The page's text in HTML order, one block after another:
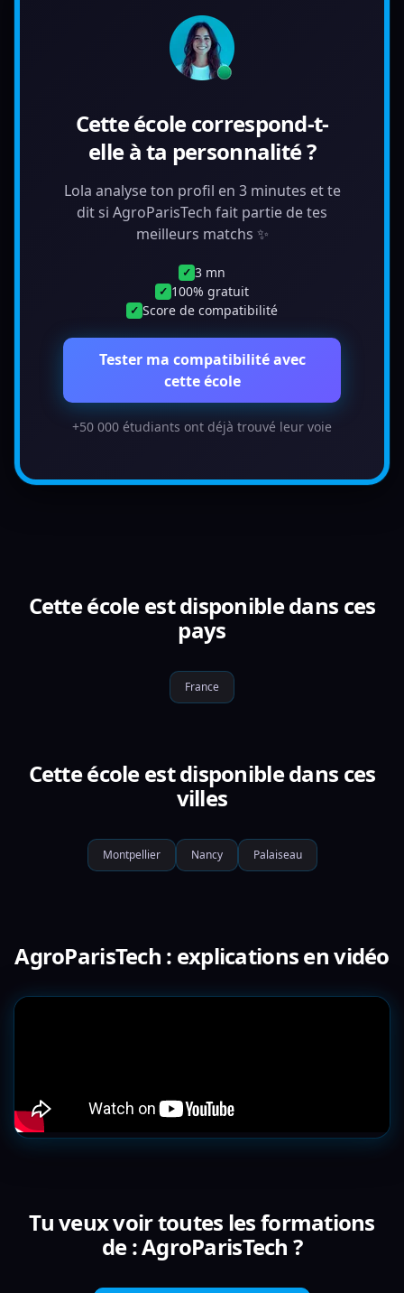
Cette école correspond-t-
elle à ta personnalité ?
Lola analyse ton profil en 3 minutes et te
dit si AgroParisTech fait partie de tes
meilleurs matchs ✨
✓ 3 mn
✓ 100% gratuit
✓ Score de compatibilité
Tester ma compatibilité avec
cette école
+50 000 étudiants ont déjà trouvé leur voie
Cette école est disponible dans ces
pays
France
Cette école est disponible dans ces
villes
Montpellier Nancy Palaiseau
AgroParisTech : explications en vidéo
Tu veux voir toutes les formations
de : AgroParisTech ?